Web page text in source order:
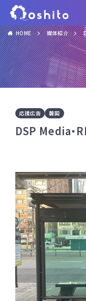
HOME 媒体紹介
応援広告 韓国
DSP Media・